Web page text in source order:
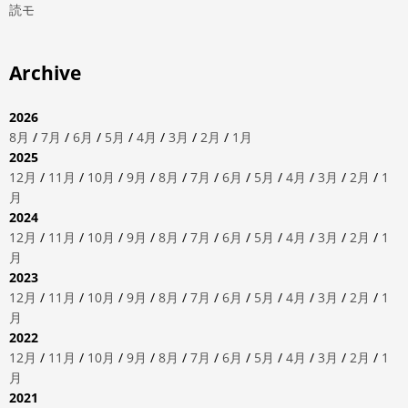
読モ
Archive
2026
8月 / 7月 / 6月 / 5月 / 4月 / 3月 / 2月 / 1月
2025
12月 / 11月 / 10月 / 9月 / 8月 / 7月 / 6月 / 5月 / 4月 / 3月 / 2月 / 1
月
2024
12月 / 11月 / 10月 / 9月 / 8月 / 7月 / 6月 / 5月 / 4月 / 3月 / 2月 / 1
月
2023
12月 / 11月 / 10月 / 9月 / 8月 / 7月 / 6月 / 5月 / 4月 / 3月 / 2月 / 1
月
2022
12月 / 11月 / 10月 / 9月 / 8月 / 7月 / 6月 / 5月 / 4月 / 3月 / 2月 / 1
月
2021